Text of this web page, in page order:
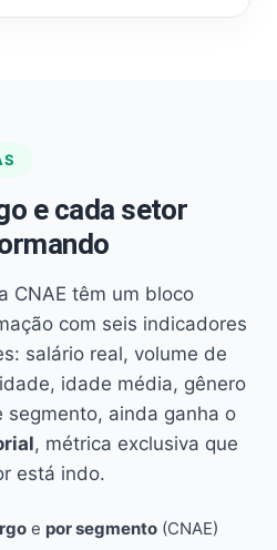
e cada setor
CNAE têm um bloco
com seis indicadores
salário real, volume de
idade média, gênero
segmento, ainda ganha o
, métrica exclusiva que
está indo.
e por segmento (CNAE)